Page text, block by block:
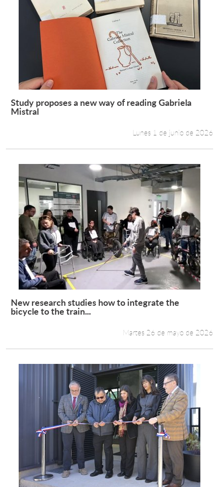
Leer más +
Study proposes a new way of reading Gabriela
Mistral
Lunes 1 de junio de 2026
Leer más +
New research studies how to integrate the
bicycle to the train...
Martes 26 de mayo de 2026